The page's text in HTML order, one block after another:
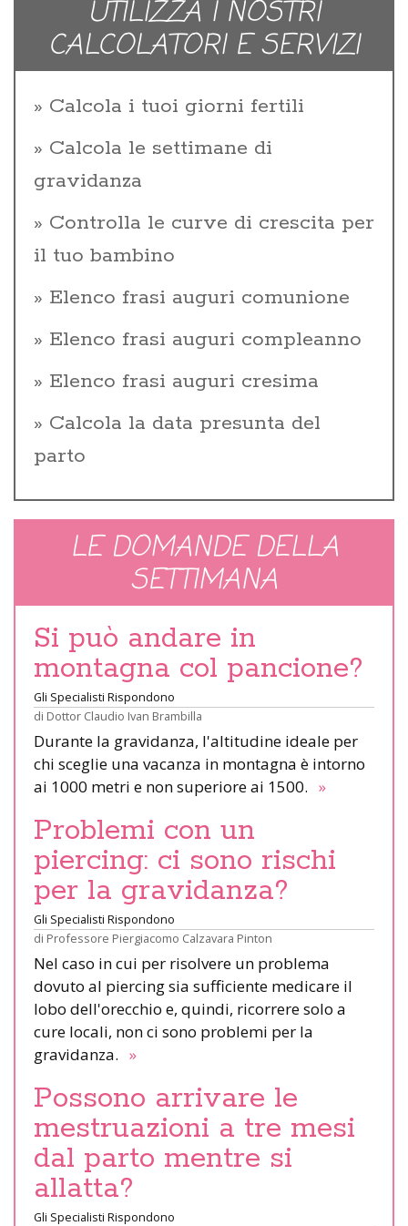
UTILIZZA I NOSTRI
CALCOLATORI E SERVIZI
Calcola i tuoi giorni fertili
Calcola le settimane di
gravidanza
Controlla le curve di crescita per
il tuo bambino
Elenco frasi auguri comunione
Elenco frasi auguri compleanno
Elenco frasi auguri cresima
Calcola la data presunta del
parto
LE DOMANDE DELLA
SETTIMANA
Si può andare in
montagna col pancione?
Gli Specialisti Rispondono
di Dottor Claudio Ivan Brambilla
Durante la gravidanza, l'altitudine ideale per
chi sceglie una vacanza in montagna è intorno
ai 1000 metri e non superiore ai 1500. »
Problemi con un
piercing: ci sono rischi
per la gravidanza?
Gli Specialisti Rispondono
di Professore Piergiacomo Calzavara Pinton
Nel caso in cui per risolvere un problema
dovuto al piercing sia sufficiente medicare il
lobo dell'orecchio e, quindi, ricorrere solo a
cure locali, non ci sono problemi per la
gravidanza. »
Possono arrivare le
mestruazioni a tre mesi
dal parto mentre si
allatta?
Gli Specialisti Rispondono